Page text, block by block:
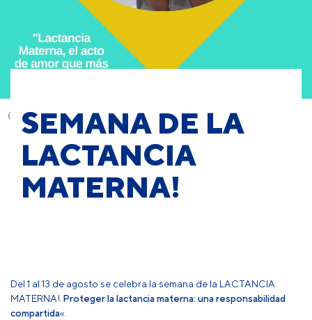
SEMANA DE LA
LACTANCIA
MATERNA!
Del 1 al 13 de agosto se celebra la semana de la LACTANCIA
MATERNA! Proteger la lactancia materna: una responsabilidad
compartida«.